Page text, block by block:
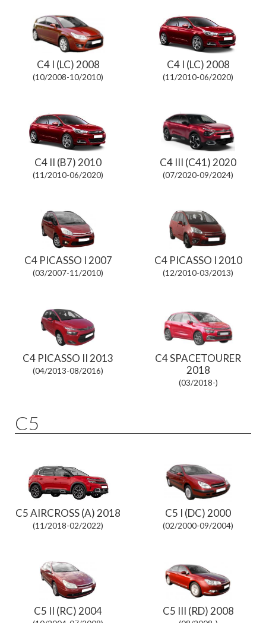
C4 I (LC) 2008
(10/2008-10/2010)
C4 I (LC) 2008
(11/2010-06/2020)
C4 II (B7) 2010
(11/2010-06/2020)
C4 III (C41) 2020
(07/2020-09/2024)
C4 PICASSO I 2007
(03/2007-11/2010)
C4 PICASSO I 2010
(12/2010-03/2013)
C4 PICASSO II 2013
(04/2013-08/2016)
C4 SPACETOURER
2018
(03/2018-)
C5
C5 AIRCROSS (A) 2018
(11/2018-02/2022)
C5 I (DC) 2000
(02/2000-09/2004)
C5 II (RC) 2004 C5 III (RD) 2008